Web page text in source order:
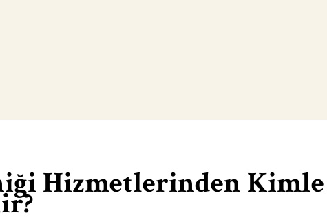
Hizmetlerinden Kimle